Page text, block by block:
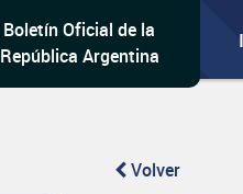
Boletín Oficial de la
República Argentina
Volver